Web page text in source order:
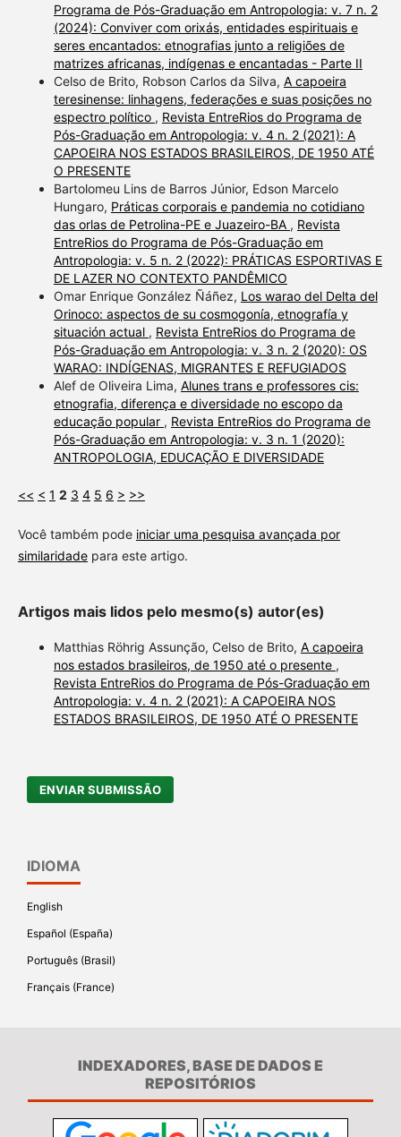
Programa de Pós-Graduação em Antropologia: v. 7 n. 2
(2024): Conviver com orixás, entidades espirituais e
seres encantados: etnografias junto a religiões de
matrizes africanas, indígenas e encantadas - Parte II
Celso de Brito, Robson Carlos da Silva, A capoeira
teresinense: linhagens, federações e suas posições no
espectro político , Revista EntreRios do Programa de
Pós-Graduação em Antropologia: v. 4 n. 2 (2021): A
CAPOEIRA NOS ESTADOS BRASILEIROS, DE 1950 ATÉ
O PRESENTE
Bartolomeu Lins de Barros Júnior, Edson Marcelo
Hungaro, Práticas corporais e pandemia no cotidiano
das orlas de Petrolina-PE e Juazeiro-BA , Revista
EntreRios do Programa de Pós-Graduação em
Antropologia: v. 5 n. 2 (2022): PRÁTICAS ESPORTIVAS E
DE LAZER NO CONTEXTO PANDÊMICO
Omar Enrique González Ñáñez, Los warao del Delta del
Orinoco: aspectos de su cosmogonía, etnografía y
situación actual , Revista EntreRios do Programa de
Pós-Graduação em Antropologia: v. 3 n. 2 (2020): OS
WARAO: INDÍGENAS, MIGRANTES E REFUGIADOS
Alef de Oliveira Lima, Alunes trans e professores cis:
etnografia, diferença e diversidade no escopo da
educação popular , Revista EntreRios do Programa de
Pós-Graduação em Antropologia: v. 3 n. 1 (2020):
ANTROPOLOGIA, EDUCAÇÃO E DIVERSIDADE
<< < 1 2 3 4 5 6 > >>
Você também pode iniciar uma pesquisa avançada por
similaridadepara este artigo.
Artigos mais lidos pelo mesmo(s) autor(es)
Matthias Röhrig Assunção, Celso de Brito, A capoeira
nos estados brasileiros, de 1950 até o presente ,
Revista EntreRios do Programa de Pós-Graduação em
Antropologia: v. 4 n. 2 (2021): A CAPOEIRA NOS
ESTADOS BRASILEIROS, DE 1950 ATÉ O PRESENTE
ENVIAR SUBMISSÃO
IDIOMA
English
Español (España)
Português (Brasil)
Français (France)
INDEXADORES, BASE DE DADOS E
REPOSITÓRIOS